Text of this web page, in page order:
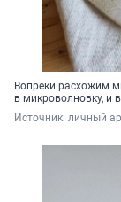
Вопреки расхожим
в микроволновку, и
Источник: личный